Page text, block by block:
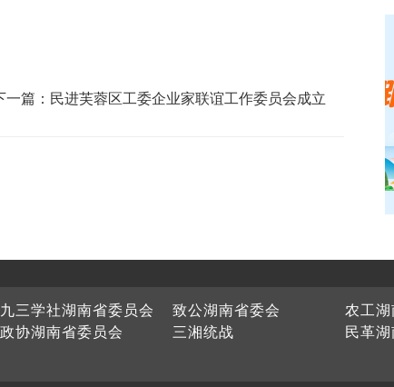
一篇：民进芙蓉区工委企业家联谊工作委员会成立
九三学社湖南省委员会 致公湖南省委会
农工
政协湖南省委员会 三湘统战
民革